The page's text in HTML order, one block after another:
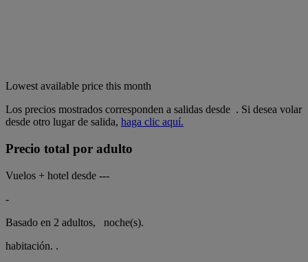
Lowest available price this month
Los precios mostrados corresponden a salidas desde . Si desea volar
desde otro lugar de salida, haga clic aquí.
Precio total por adulto
Vuelos + hotel desde ---
-
Basado en 2 adultos,
noche(s).
habitación. .